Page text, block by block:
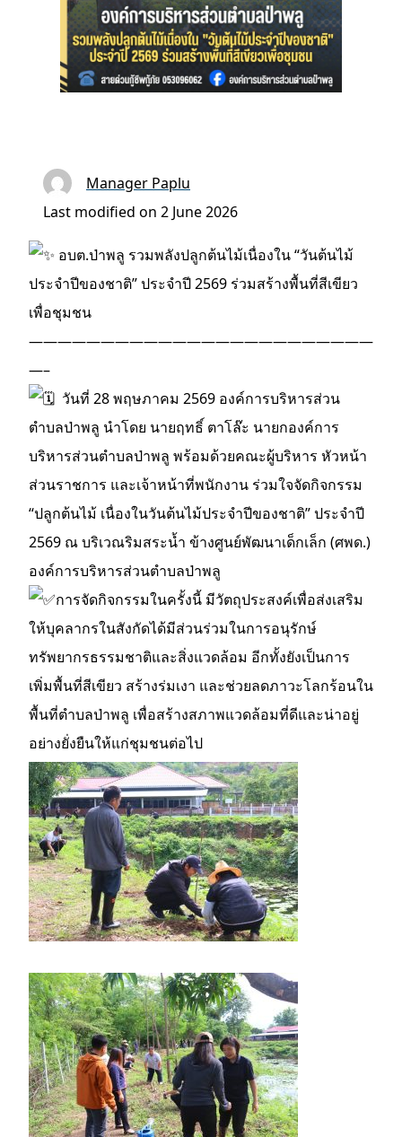
Manager Paplu
Last modified on 2 June 2026
อบต.ป่าพลู รวมพลังปลูกต้นไม้เนื่องใน “วันต้นไม้
ประจำปีของชาติ” ประจำปี 2569 ร่วมสร้างพื้นที่สีเขียว
เพื่อชุมชน
————————————————————————
—–
​ ​วันที่ 28 พฤษภาคม 2569 องค์การบริหารส่วน
ตำบลป่าพลู นำโดย นายฤทธิ์ ตาโล๊ะ นายกองค์การ
บริหารส่วนตำบลป่าพลู พร้อมด้วยคณะผู้บริหาร หัวหน้า
ส่วนราชการ และเจ้าหน้าที่พนักงาน ร่วมใจจัดกิจกรรม
“ปลูกต้นไม้ เนื่องในวันต้นไม้ประจำปีของชาติ” ประจำปี
2569 ณ บริเวณริมสระน้ำ ข้างศูนย์พัฒนาเด็กเล็ก (ศพด.)
องค์การบริหารส่วนตำบลป่าพลู
การจัดกิจกรรมในครั้งนี้ มีวัตถุประสงค์เพื่อส่งเสริม
ให้บุคลากรในสังกัดได้มีส่วนร่วมในการอนุรักษ์
ทรัพยากรธรรมชาติและสิ่งแวดล้อม อีกทั้งยังเป็นการ
เพิ่มพื้นที่สีเขียว สร้างร่มเงา และช่วยลดภาวะโลกร้อนใน
พื้นที่ตำบลป่าพลู เพื่อสร้างสภาพแวดล้อมที่ดีและน่าอยู่
อย่างยั่งยืนให้แก่ชุมชนต่อไป